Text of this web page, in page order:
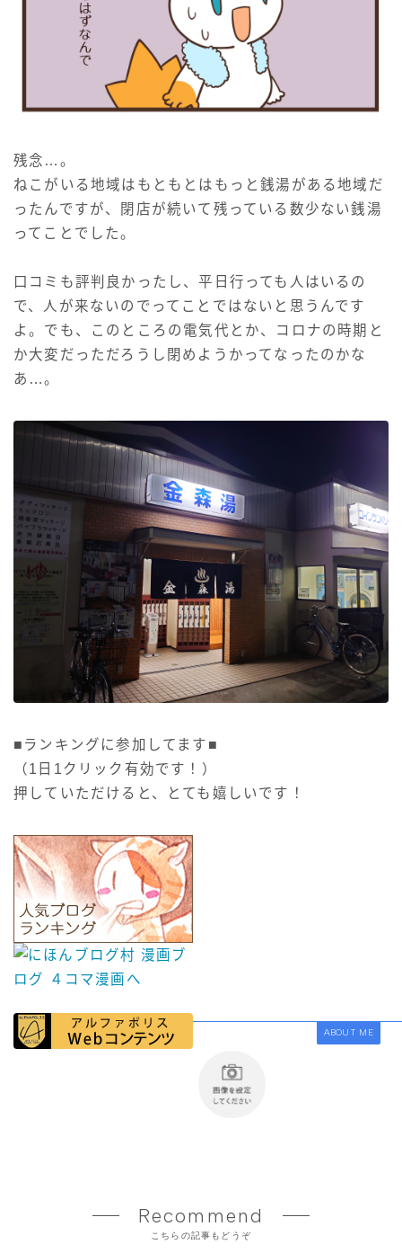
残念…。
ねこがいる地域はもともとはもっと銭湯がある地域だ
ったんですが、閉店が続いて残っている数少ない銭湯
ってことでした。
口コミも評判良かったし、平日行っても人はいるの
で、人が来ないのでってことではないと思うんです
よ。でも、このところの電気代とか、コロナの時期と
か大変だっただろうし閉めようかってなったのかな
あ…。
■ランキングに参加してます■
（1日1クリック有効です！）
押していただけると、とても嬉しいです！
ABOUT ME
Recommend
こちらの記事もどうぞ